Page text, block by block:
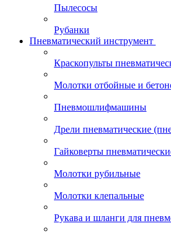
Пылесосы
Рубанки
Пневматический инструмент
Краскопульты
Молотки отбойные и
Пневмошлифмашины
Дрели пневматические
Гайковерты
Молотки рубильные
Молотки клепальные
Рукава и шланги для